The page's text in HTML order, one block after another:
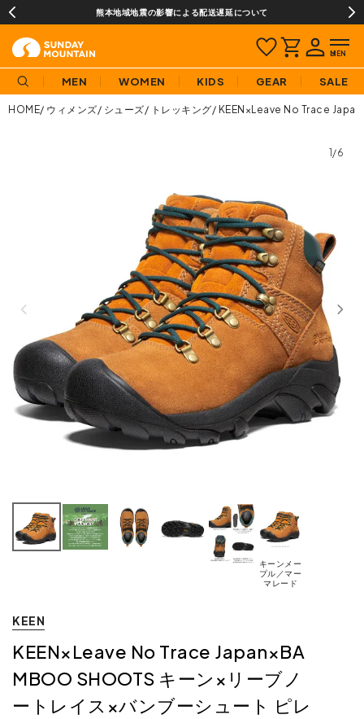
熊本地域地震の影響による配送遅延について
MEN WOMEN KIDS GEAR SALE
HOME ウィメンズ シューズ トレッキング KEEN×Leave No Trace
1/6
キーンメー
プル／マー
マレード
KEEN
KEEN×Leave No Trace Japan×BA
MBOO SHOOTS キーン×リーブノ
ートレイス×バンブーシュート ピレ